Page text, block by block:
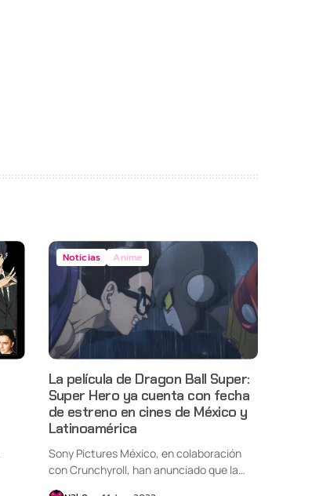
Noticias Anime
La película de Dragon Ball Super:
Super Hero ya cuenta con fecha
de estreno en cines de México y
Latinoamérica
Sony Pictures México, en colaboración
con Crunchyroll, han anunciado que la